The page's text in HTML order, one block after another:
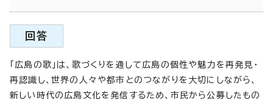
回答
「広島の歌」は、歌づくりを通して広島の個性や魅力を再発見・
再認識し、世界の人々や都市とのつながりを大切にしながら、
新しい時代の広島文化を発信するため、市民から公募したもの